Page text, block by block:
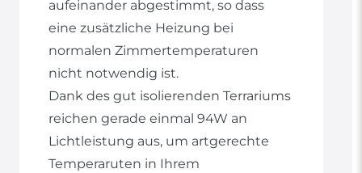
aufeinander abgestimmt, so dass
eine zusätzliche Heizung bei
normalen Zimmertemperaturen
nicht notwendig ist.
Dank des gut isolierenden Terrariums
reichen gerade einmal 94W an
Lichtleistung aus, um artgerechte
Temperaruten in Ihrem